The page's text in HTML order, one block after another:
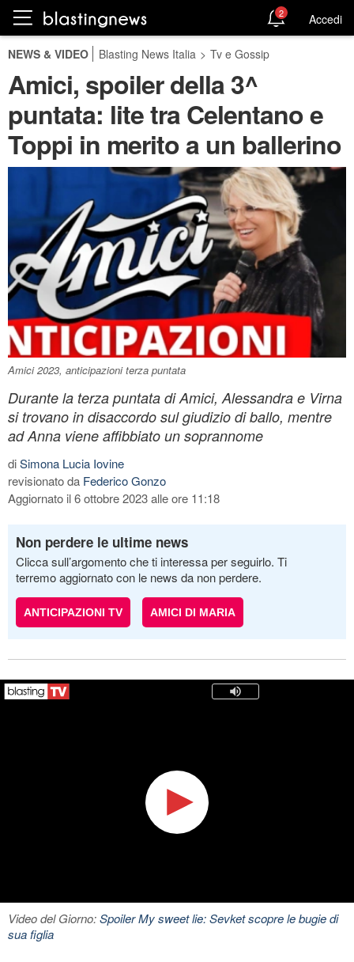
2 Accedi
NEWS & VIDEO Blasting News Italia > Tv e Gossip
Amici, spoiler della 3^
puntata: lite tra Celentano e
Toppi in merito a un ballerino
Amici 2023, anticipazioni terza puntata
Durante la terza puntata di Amici, Alessandra e Virna
si trovano in disaccordo sul giudizio di ballo, mentre
ad Anna viene affibbiato un soprannome
diSimona Lucia Iovine
revisionato da Federico Gonzo
Aggiornato il 6 ottobre 2023 alle ore 11:18
Non perdere le ultime news
Clicca sull’argomento che ti interessa per seguirlo. Ti
terremo aggiornato con le news da non perdere.
ANTICIPAZIONI TV AMICI DI MARIA
Video del Giorno:Spoiler My sweet lie: Sevket scopre le bugie di
sua figlia